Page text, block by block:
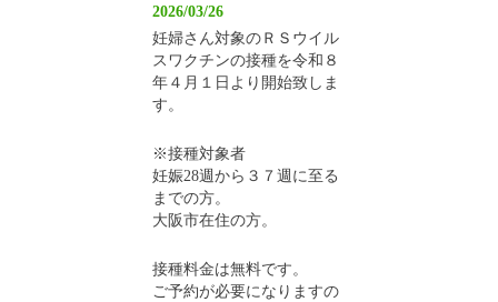
2026/03/26
妊婦さん対象のＲＳウイル
スワクチンの接種を令和８
年４月１日より開始致しま
す。
※接種対象者
妊娠28週から３７週に至る
までの方。
大阪市在住の方。
接種料金は無料です。
ご予約が必要になりますの